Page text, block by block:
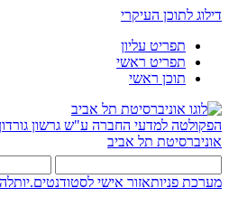
דילוג לתוכן העיקרי
תפריט עליון
תפריט ראשי
תוכן ראשי
הפקולטה למדעי החברה ע"ש גרשון
אוניברסיטת תל אביב
מערכת פניותאזור אישי לסטודנטים.יות